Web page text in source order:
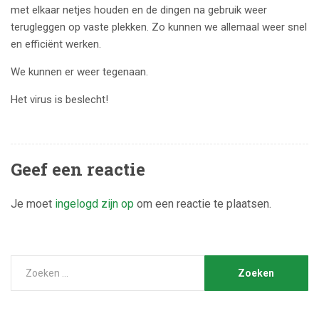
met elkaar netjes houden en de dingen na gebruik weer
terugleggen op vaste plekken. Zo kunnen we allemaal weer snel
en efficiënt werken.
We kunnen er weer tegenaan.
Het virus is beslecht!
Geef een reactie
Je moet ingelogd zijn op om een reactie te plaatsen.